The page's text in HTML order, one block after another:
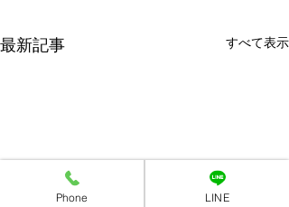
最新記事 すべて表示
Phone LINE